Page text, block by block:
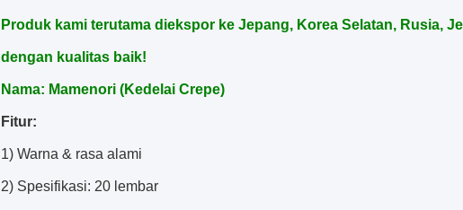
Produk kami terutama diekspor ke Jepang, Korea Selatan, Rusia,
dengan kualitas baik!
Nama: Mamenori (Kedelai Crepe)
Fitur:
1) Warna & rasa alami
2) Spesifikasi: 20 lembar